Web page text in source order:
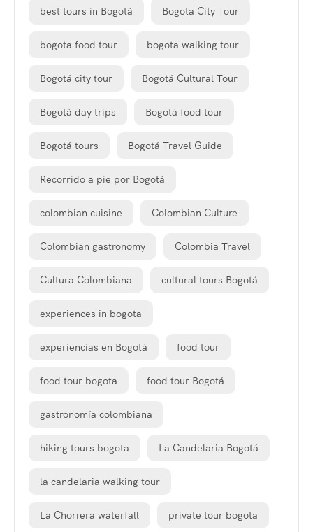
best tours in Bogotá Bogota City Tour
bogota food tour bogota walking tour
Bogotá city tour Bogotá Cultural Tour
Bogotá day trips Bogotá food tour
Bogotá tours Bogotá Travel Guide
Recorrido a pie por Bogotá
colombian cuisine Colombian Culture
Colombian gastronomy Colombia Travel
Cultura Colombiana cultural tours Bogotá
experiences in bogota
experiencias en Bogotá food tour
food tour bogota food tour Bogotá
gastronomía colombiana
hiking tours bogota La Candelaria Bogotá
la candelaria walking tour
La Chorrera waterfall private tour bogota